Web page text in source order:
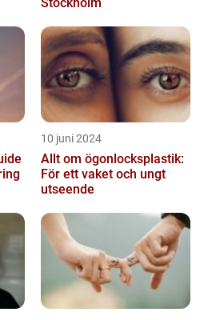
10 juni 2024
Allt om ögonlocksplastik:
För ett vaket och ungt
utseende